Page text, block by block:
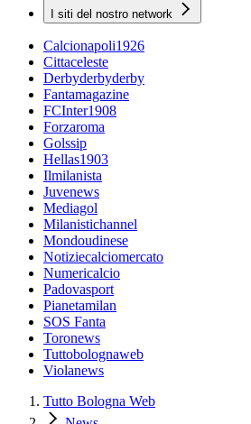
I siti del nostro network
Calcionapoli1926
Cittaceleste
Derbyderbyderby
Fantamagazine
FCInter1908
Forzaroma
Golssip
Hellas1903
Ilmilanista
Juvenews
Mediagol
Milanistichannel
Mondoudinese
Notiziecalciomercato
Numericalcio
Padovasport
Pianetamilan
SOS Fanta
Toronews
Tuttobolognaweb
Violanews
Tutto Bologna Web